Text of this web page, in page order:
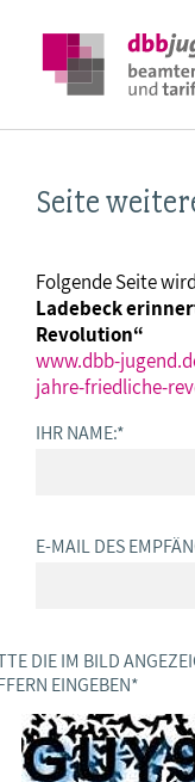
Seite
Folgende Seite
Ladebeck
Revolution“
www.dbb-
jahre-friedliche-
IHR NAME:*
E-MAIL DES
DIE IM BILD
EINGEBEN *